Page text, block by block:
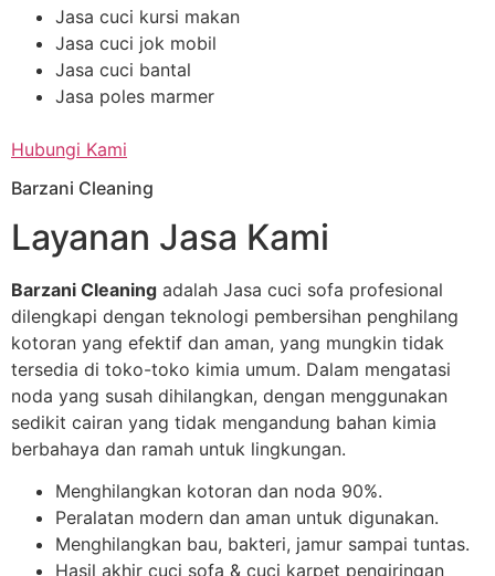
Jasa cuci kursi makan
Jasa cuci jok mobil
Jasa cuci bantal
Jasa poles marmer
Hubungi Kami
Barzani Cleaning
Layanan Jasa Kami
Barzani Cleaning adalah Jasa cuci sofa profesional
dilengkapi dengan teknologi pembersihan penghilang
kotoran yang efektif dan aman, yang mungkin tidak
tersedia di toko-toko kimia umum. Dalam mengatasi
noda yang susah dihilangkan, dengan menggunakan
sedikit cairan yang tidak mengandung bahan kimia
berbahaya dan ramah untuk lingkungan.
Menghilangkan kotoran dan noda 90%.
Peralatan modern dan aman untuk digunakan.
Menghilangkan bau, bakteri, jamur sampai tuntas.
Hasil akhir cuci sofa & cuci karpet pengiringan